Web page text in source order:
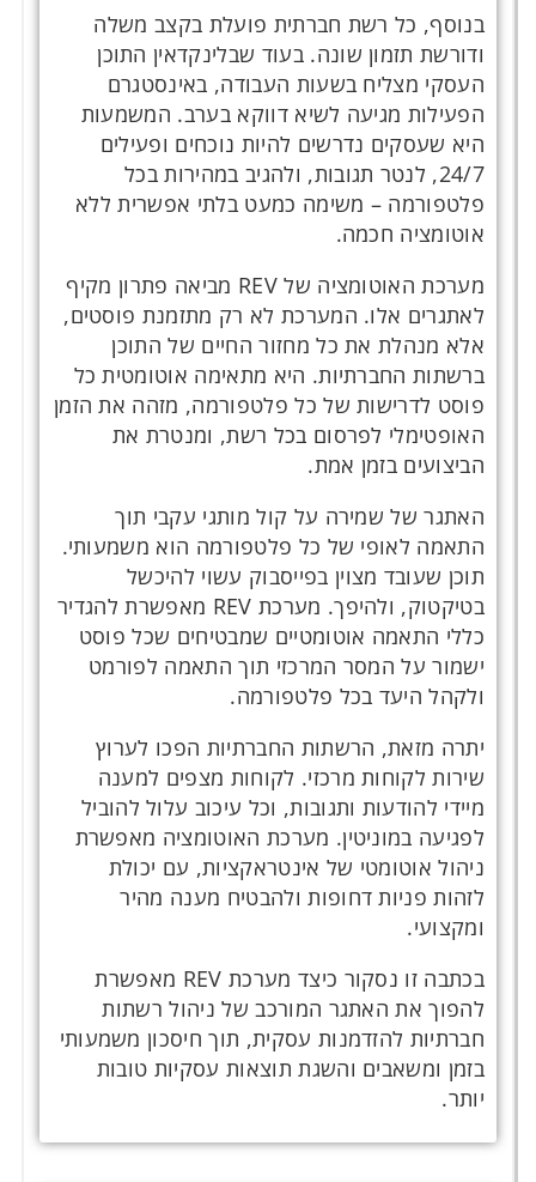
בנוסף, כל רשת חברתית פועלת בקצב משלה
ודורשת תזמון שונה. בעוד שבלינקדאין התוכן
העסקי מצליח בשעות העבודה, באינסטגרם
הפעילות מגיעה לשיא דווקא בערב. המשמעות
היא שעסקים נדרשים להיות נוכחים ופעילים
24/7, לנטר תגובות, ולהגיב במהירות בכל
פלטפורמה – משימה כמעט בלתי אפשרית ללא
אוטומציה חכמה.
מערכת האוטומציה של REV מביאה פתרון מקיף
לאתגרים אלו. המערכת לא רק מתזמנת פוסטים,
אלא מנהלת את כל מחזור החיים של התוכן
ברשתות החברתיות. היא מתאימה אוטומטית כל
פוסט לדרישות של כל פלטפורמה, מזהה את הזמן
האופטימלי לפרסום בכל רשת, ומנטרת את
הביצועים בזמן אמת.
האתגר של שמירה על קול מותגי עקבי תוך
התאמה לאופי של כל פלטפורמה הוא משמעותי.
תוכן שעובד מצוין בפייסבוק עשוי להיכשל
בטיקטוק, ולהיפך. מערכת REV מאפשרת להגדיר
כללי התאמה אוטומטיים שמבטיחים שכל פוסט
ישמור על המסר המרכזי תוך התאמה לפורמט
ולקהל היעד בכל פלטפורמה.
יתרה מזאת, הרשתות החברתיות הפכו לערוץ
שירות לקוחות מרכזי. לקוחות מצפים למענה
מיידי להודעות ותגובות, וכל עיכוב עלול להוביל
לפגיעה במוניטין. מערכת האוטומציה מאפשרת
ניהול אוטומטי של אינטראקציות, עם יכולת
לזהות פניות דחופות ולהבטיח מענה מהיר
ומקצועי.
בכתבה זו נסקור כיצד מערכת REV מאפשרת
להפוך את האתגר המורכב של ניהול רשתות
חברתיות להזדמנות עסקית, תוך חיסכון משמעותי
בזמן ומשאבים והשגת תוצאות עסקיות טובות
יותר.